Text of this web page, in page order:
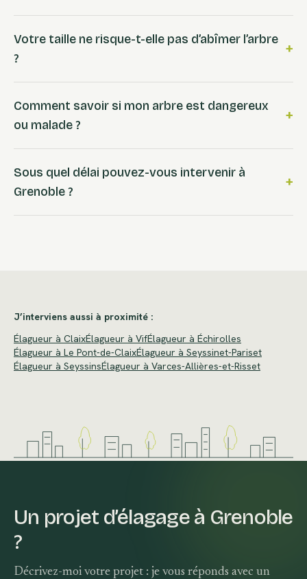
Votre taille ne risque-t-elle pas d’abîmer l’arbre
?
+
Comment savoir si mon arbre est dangereux
ou malade ?
+
Sous quel délai pouvez-vous intervenir à
Grenoble ?
+
J’interviens aussi à proximité :
Élagueur à ClaixÉlagueur à VifÉlagueur à Échirolles
Élagueur à Le Pont-de-ClaixÉlagueur à Seyssinet-Pariset
Élagueur à SeyssinsÉlagueur à Varces-Allières-et-Risset
Un projet d’élagage à Grenoble
?
Décrivez-moi votre projet : je vous réponds avec un